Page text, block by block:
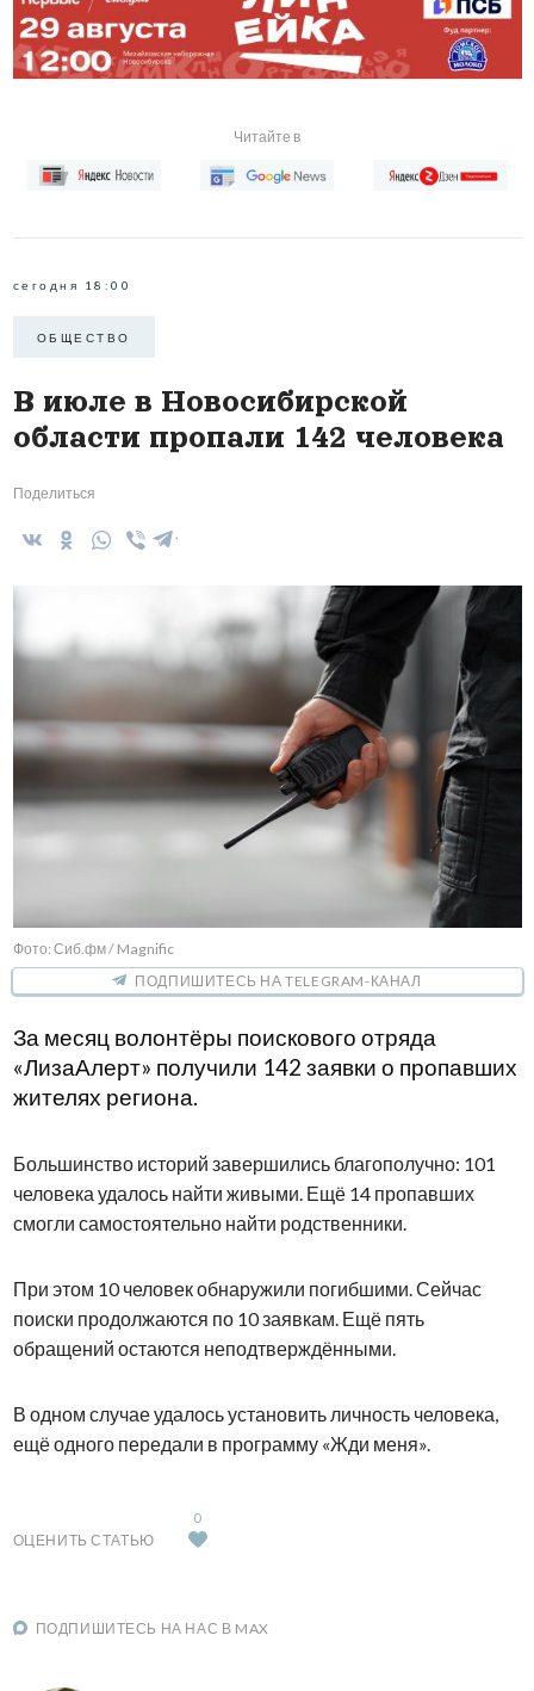
Читайте в
сегодня 18:00
ОБЩЕСТВО
В июле в Новосибирской
области пропали 142 человека
Поделиться
Фото: Сиб.фм / Magnific
ПОДПИШИТЕСЬ НА TELEGRAM-КАНАЛ
За месяц волонтёры поискового отряда
«ЛизаАлерт» получили 142 заявки о пропавших
жителях региона.
Большинство историй завершились благополучно: 101
человека удалось найти живыми. Ещё 14 пропавших
смогли самостоятельно найти родственники.
При этом 10 человек обнаружили погибшими. Сейчас
поиски продолжаются по 10 заявкам. Ещё пять
обращений остаются неподтверждёнными.
В одном случае удалось установить личность человека,
ещё одного передали в программу «Жди меня».
ОЦЕНИТЬ СТАТЬЮ
0
ПОДПИШИТЕСЬ НА НАС В MAX